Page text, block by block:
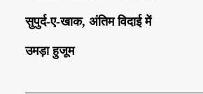
सुपुर्द-ए-खाक, अंतिम विदाई में
उमड़ा हुजूम